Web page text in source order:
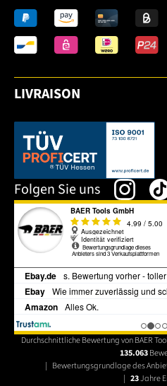
LIVRAISON
Dieser Link öffnet sich in einem
Folgen Sie uns
Durchschnittliche Bewertung von BAER
135.063
| Bewertungsgrundlage des
| 23Jahre